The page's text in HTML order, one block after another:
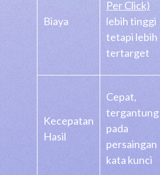
Biaya
Per Click)
lebih tinggi
tetapi lebih
tertarget
Kecepatan
Hasil
Cepat,
tergantung
pada
persaingan
kata kunci